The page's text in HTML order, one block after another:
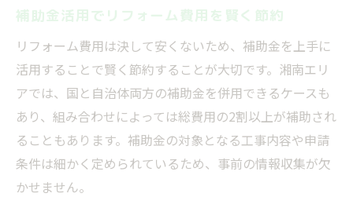
補助金活用でリフォーム費用を賢く節約
リフォーム費用は決して安くないため、補助金を上手に
活用することで賢く節約することが大切です。湘南エリ
アでは、国と自治体両方の補助金を併用できるケースも
あり、組み合わせによっては総費用の2割以上が補助され
ることもあります。補助金の対象となる工事内容や申請
条件は細かく定められているため、事前の情報収集が欠
かせません。